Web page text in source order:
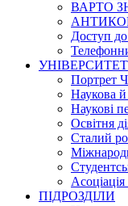
ВАРТО
Доступ до
УНІВЕРСИТЕТ
Портрет
Наукова й
Наукові
Освітня
Сталий
ПІДРОЗДІЛИ